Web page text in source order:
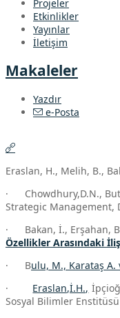
Projeler
Etkinlikler
Yayınlar
İletişim
Makaleler
Yazdır
e-Posta
Eraslan, H., Melih, B.,
· Chowdhury,D.N.,
Strategic Management,
· Bakan, İ., Erşahan,
Özellikler Arasındaki
· Bulu, M., Karataş A.
· Eraslan,İ.H.,
Sosyal Bilimler